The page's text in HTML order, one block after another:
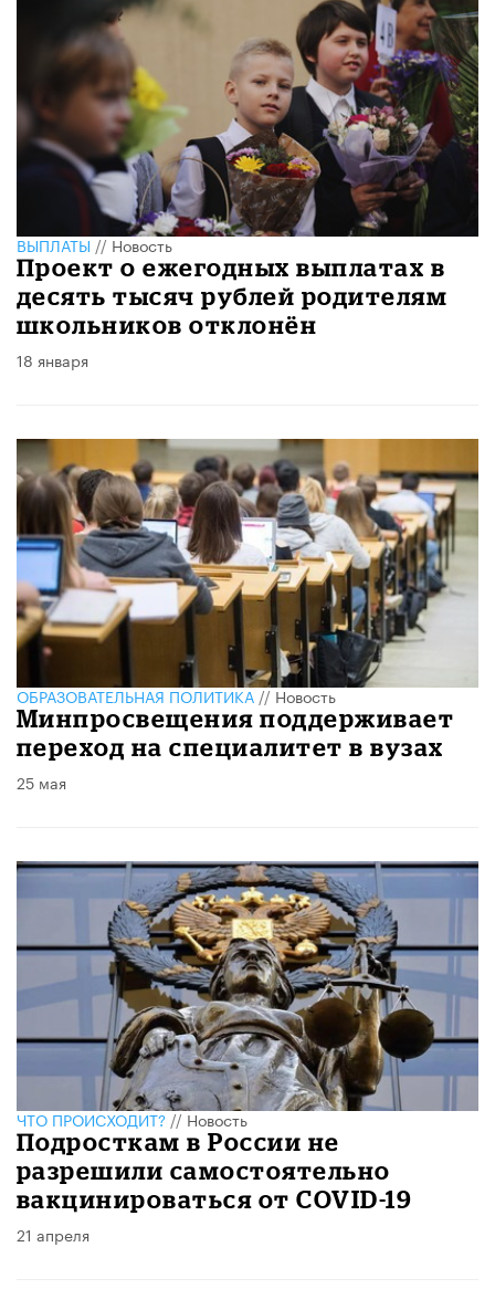
ВЫПЛАТЫ//Новость
Проект о ежегодных выплатах в
десять тысяч рублей родителям
школьников отклонён
18 января
ОБРАЗОВАТЕЛЬНАЯ ПОЛИТИКА//Новость
Минпросвещения поддерживает
переход на специалитет в вузах
25 мая
ЧТО ПРОИСХОДИТ?//Новость
Подросткам в России не
разрешили самостоятельно
вакцинироваться от COVID-19
21 апреля